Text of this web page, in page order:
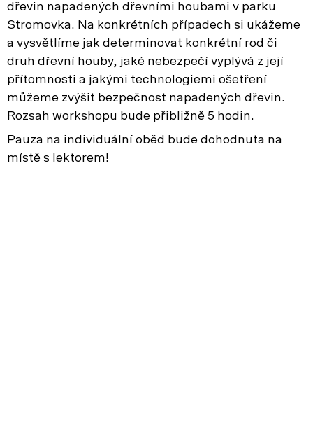
dřevin napadených dřevními houbami v parku
Stromovka. Na konkrétních případech si ukážeme
a vysvětlíme jak determinovat konkrétní rod či
druh dřevní houby, jaké nebezpečí vyplývá z její
přítomnosti a jakými technologiemi ošetření
můžeme zvýšit bezpečnost napadených dřevin.
Rozsah workshopu bude přibližně 5 hodin.
Pauza na individuální oběd bude dohodnuta na
místě s lektorem!